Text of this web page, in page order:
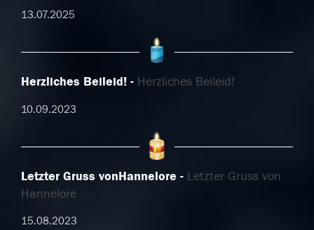
13.07.2025
Herzliches Beileid! Herzliches Beileid!
10.09.2023
Letzter Gruss vonHannelore
Letzter Gruss von
Hannelore
15.08.2023